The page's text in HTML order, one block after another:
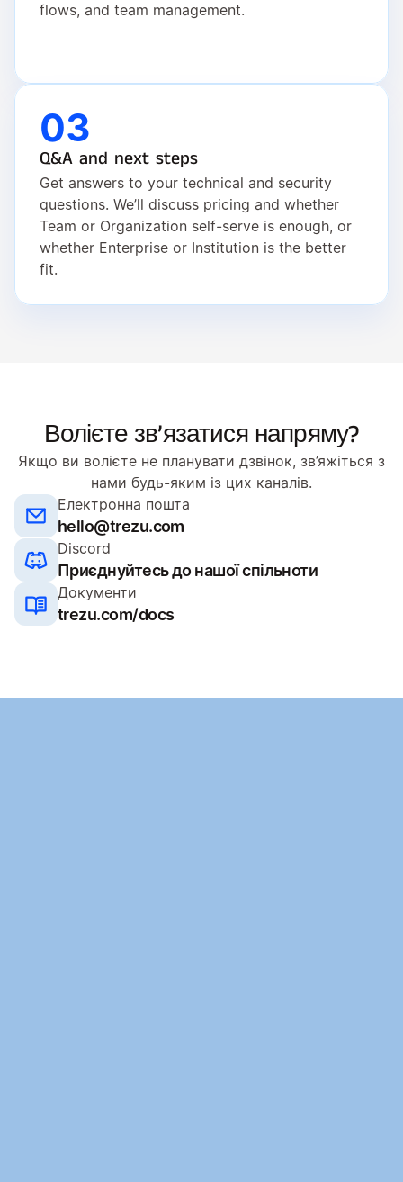
flows, and team management.
03
Q&A and next steps
Get answers to your technical and security
questions. We’ll discuss pricing and whether
Team or Organization self-serve is enough, or
whether Enterprise or Institution is the better
fit.
Волієте зв’язатися напряму?
Якщо ви волієте не планувати дзвінок, зв’яжіться з
нами будь-яким із цих каналів.
Електронна пошта
hello@trezu.com
Discord
Приєднуйтесь до нашої спільноти
Документи
trezu.com/docs